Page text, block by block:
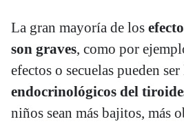
La gran mayoría de los
son graves, como por
efectos o secuelas pueden
endocrinológicos del
niños sean más bajitos, más